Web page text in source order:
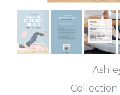
Collection